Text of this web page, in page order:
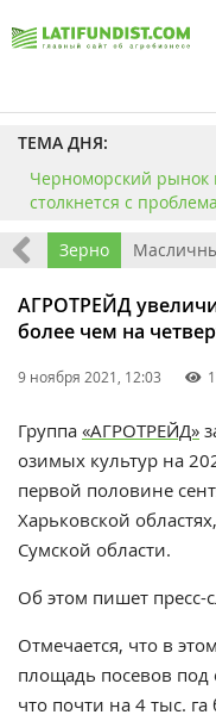
ТЕМА ДНЯ:
Черноморский рынок
столкнется с
Мир Зерно
АГРОТРЕЙД
более чем на
9 ноября 2021, 12:03
Группа «АГРОТРЕЙД»
озимых культур на
первой половине
Харьковской
Сумской области.
Об этом пишет пресс-
Отмечается, что в
площадь посевов
что почти на 4 тыс.